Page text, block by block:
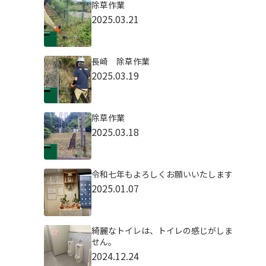
除草作業
2025.03.21
長崎 除草作業
2025.03.19
除草作業
2025.03.18
令和七年もよろしくお願いいたします
2025.01.07
綺麗なトイレは、トイレの感じがしま
せん。
2024.12.24